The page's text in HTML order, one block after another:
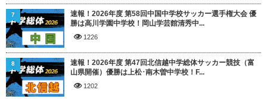
速報！2026年度 第58回中国中学校サッカー選手権大会 優
勝は高川学園中学校！岡山学芸館清秀中...
1226
7
速報！2026年度 第47回北信越中学総体サッカー競技（富
山県開催）優勝は上松･南木曽中学校！F...
1202
8